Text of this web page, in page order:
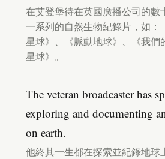
在艾登堡待在英國廣播公司的數
一系列的自然生物紀錄片，如：
星球》、《脈動地球》、《我們
星球》。
The veteran broadcaster has
exploring and documenting
on earth.
他終其一生都在探索並紀錄地球